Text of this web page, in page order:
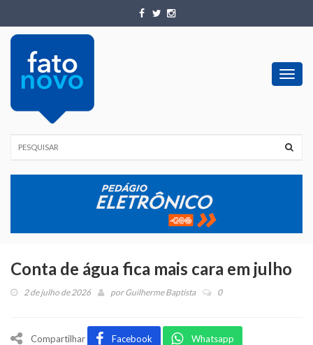
Conta de água fica mais cara em julho
2 de julho de 2026 porGuilherme Baptista 0
Compartilhar Facebook Whatsapp